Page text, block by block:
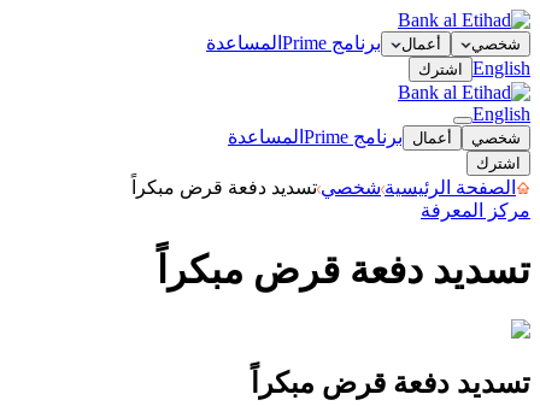
شخصي أعمال برنامج Prime
المساعدة
English
اشترك
English
شخصي أعمال برنامج Prime المساعدة
اشترك
الصفحة الرئيسية شخصي تسديد دفعة قرض مبكراً
مركز المعرفة
تسديد دفعة قرض مبكراً
تسديد دفعة قرض مبكراً